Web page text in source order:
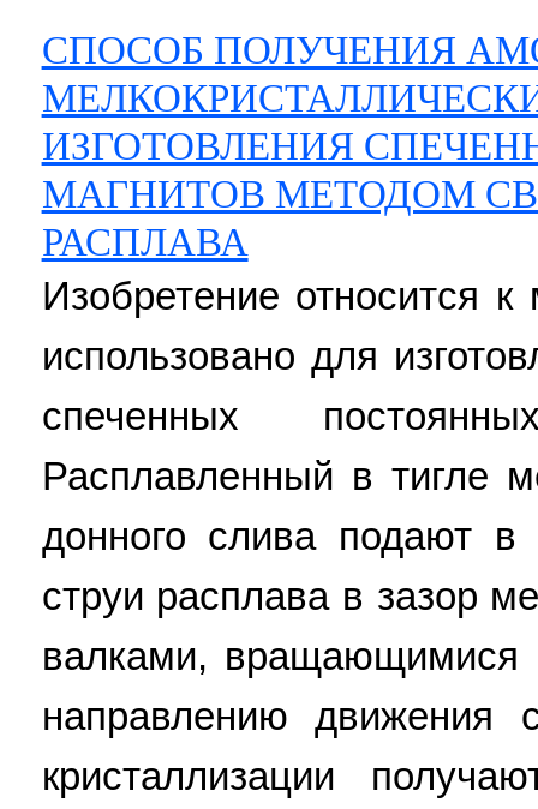
СПОСОБ ПОЛУЧЕНИЯ
ИЗГОТОВЛЕНИЯ
МАГНИТОВ МЕТОДОМ
РАСПЛАВА
Изобретение относится
использовано для
спеченных
Расплавленный в тигле
донного слива подают
струи расплава в зазор
валками, вращающимися
направлению движения
кристаллизации